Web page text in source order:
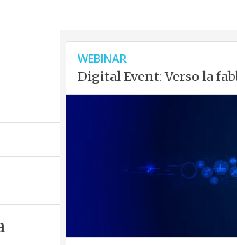
WEBINAR
Digital Event: Verso la